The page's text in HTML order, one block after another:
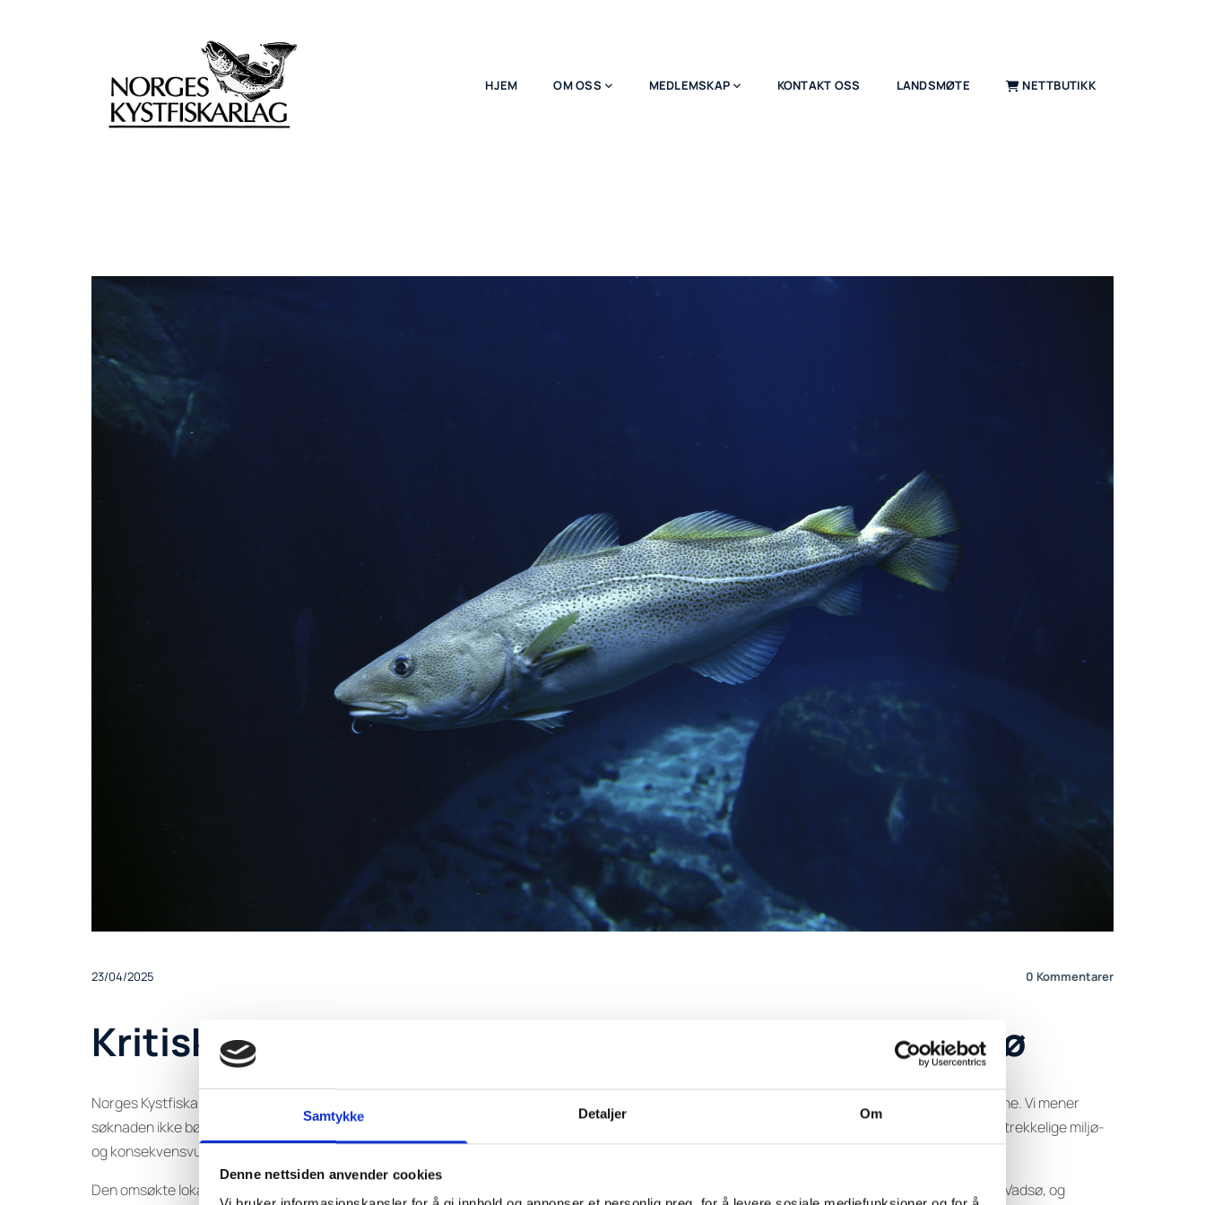
Samtykke Detaljer Om
Denne nettsiden anvender cookies
HJEM OM OSS MEDLEMSKAP KONTAKT OSS LANDSMØTE NETTBUTIKK
23/04/2025 0 Kommentarer
Kritisk til søknad om ny akvakulturlokalitet i Vadsø
Norges Kystfiskarlag har levert uttalelse i forbindelse med søknad fra Lerøy Aurora Sjø AS om ny akvakulturlokalitet på Sandskjær i Vadsø kommune. Vi mener
søknaden ikke bør behandles før ny kystsoneplan er vedtatt, da dagens plan fra 2002 er basert på et utdatert kunnskapsgrunnlag og mangler tilstrekkelige miljø-
og konsekvensvurderinger.
Den omsøkte lokaliteten overlapper med viktige fiskefelt for både garn, line, teiner og juksa. Disse brukes av en stor del av den mindre kystflåten i Vadsø, og